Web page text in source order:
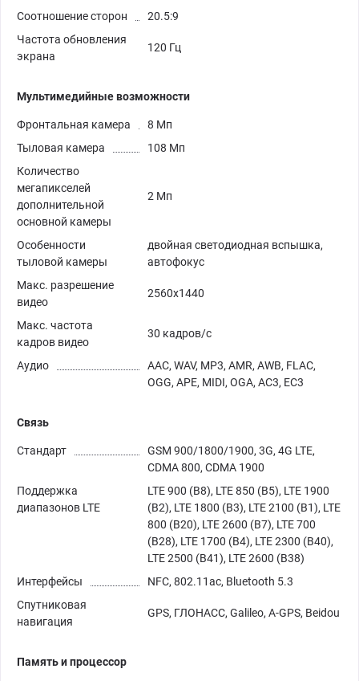
Соотношение сторон
20.5:9
Частота обновления
экрана
120 Гц
Мультимедийные возможности
Фронтальная камера
8 Мп
Тыловая камера
108 Мп
Количество
мегапикселей
дополнительной
основной камеры
2 Мп
Особенности
тыловой камеры
двойная светодиодная вспышка,
автофокус
Макс. разрешение
видео
2560х1440
Макс. частота
кадров видео
30 кадров/с
Аудио
AAC, WAV, MP3, AMR, AWB, FLAC,
OGG, APE, MIDI, OGA, AC3, EC3
Связь
Стандарт
GSM 900/1800/1900, 3G, 4G LTE,
CDMA 800, CDMA 1900
Поддержка
диапазонов LTE
LTE 900 (B8), LTE 850 (B5), LTE 1900
(B2), LTE 1800 (B3), LTE 2100 (B1), LTE
800 (B20), LTE 2600 (B7), LTE 700
(B28), LTE 1700 (B4), LTE 2300 (B40),
LTE 2500 (B41), LTE 2600 (B38)
Интерфейсы
NFC, 802.11ac, Bluetooth 5.3
Спутниковая
навигация
GPS, ГЛОНАСС, Galileo, A-GPS, Beidou
Память и процессор